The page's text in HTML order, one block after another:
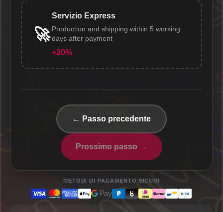
🚀
Servizio Express
Production and shipping within 5 working
days after payment
+20%
← Passo precedente
Prossimo passo →
METODI DI PAGAMENTO SICURI